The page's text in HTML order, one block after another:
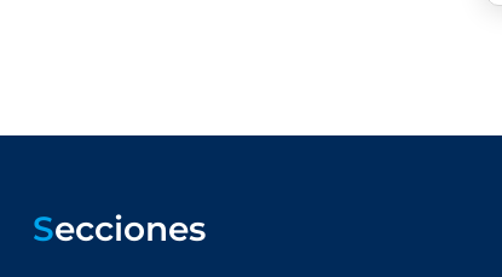
Secciones